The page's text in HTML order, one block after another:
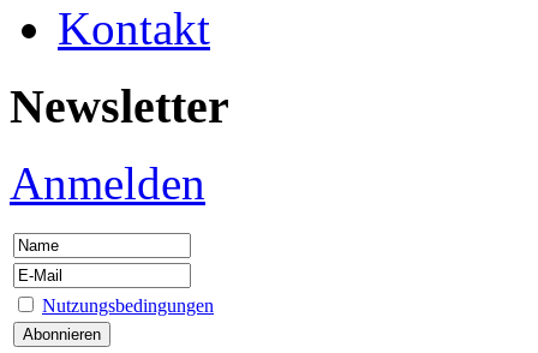
Kontakt
Newsletter
Anmelden
Nutzungsbedingungen